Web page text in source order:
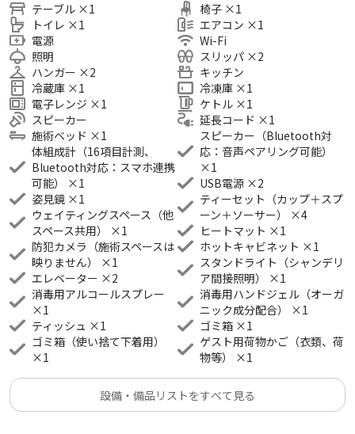
テーブル ×1
トイレ ×1
電源
照明
ハンガー ×2
冷蔵庫 ×1
電子レンジ ×1
スピーカー
施術ベッド ×1
体組成計（16項目計測、
Bluetooth対応：スマホ連携
可能）
×1
姿見鏡 ×1
ウェイティングスペース（他
スペース共用）
×1
防犯カメラ（施術スペースは
映りません）
×1
エレベーター ×2
消毒用アルコールスプレー
×1
ティッシュ ×1
ゴミ箱（使い捨て下着用）
×1
椅子 ×1
エアコン ×1
Wi-Fi
スリッパ ×2
キッチン
冷凍庫 ×1
ケトル ×1
延長コード ×1
スピーカー（Bluetooth対
応：音声ペアリング可能）
×1
USB電源 ×2
ティーセット（カップ＋スプ
ーン＋ソーサー）
×4
ヒートマット ×1
ホットキャビネット ×1
スタンドライト（シャンデリ
ア間接照明）
×1
消毒用ハンドジェル（オーガ
ニック成分配合）
×1
ゴミ箱 ×1
ゲスト用荷物かご（衣類、荷
物等）
×1
設備・備品リストをすべて見る